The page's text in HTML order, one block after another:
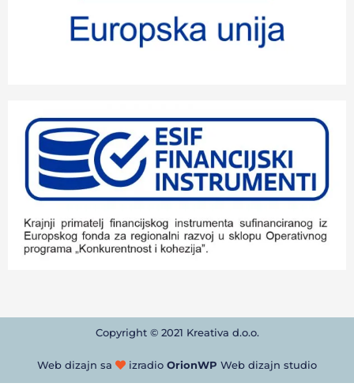
Copyright © 2021 Kreativa d.o.o.
Web dizajn sa izradio OrionWP Web dizajn studio